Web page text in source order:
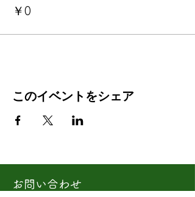
￥0
このイベントをシェア
お問い合わせ